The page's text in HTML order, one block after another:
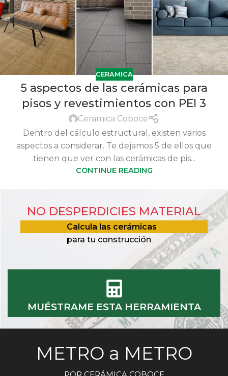
CERAMICA
5 aspectos de las cerámicas para
pisos y revestimientos con PEI 3
Ceramica Coboce
Dentro del cálculo estructural, existen varios
aspectos a considerar. Te dejamos 5 de ellos que
tienen que ver con las cerámicas de pis...
CONTINUE READING
NO DESPERDICIES MATERIAL
Calcula las cerámicas
para tu construcción
MUÉSTRAME ESTA HERRAMIENTA
METRO a METRO
POR CERÁMICA COBOCE